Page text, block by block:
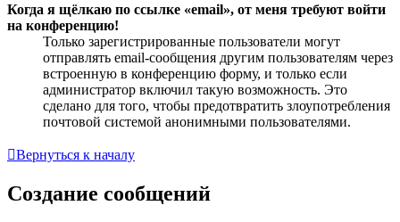
Когда я щёлкаю по ссылке «email», от меня требуют войти
на конференцию!
Только зарегистрированные пользователи могут
отправлять email-сообщения другим пользователям через
встроенную в конференцию форму, и только если
администратор включил такую возможность. Это
сделано для того, чтобы предотвратить злоупотребления
почтовой системой анонимными пользователями.
Вернуться к началу
Создание сообщений